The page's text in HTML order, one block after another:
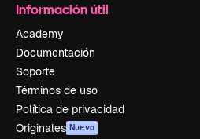
Información útil
Academy
Documentación
Soporte
Términos de uso
Política de privacidad
Originales Nuevo